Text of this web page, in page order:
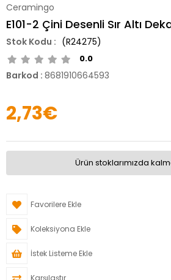
Ceramingo
E101-2 Çini Desenli Sır Altı
(R24275)
0.0
Barkod : 8681910664593
2,73€
Ürün stoklarımızda
Favorilere Ekle
Koleksiyona Ekle
İstek Listeme Ekle
Karşılaştır